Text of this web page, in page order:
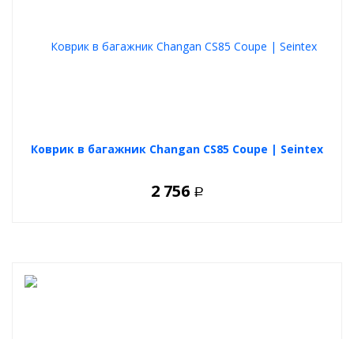
Коврик в багажник Changan CS85 Coupe | Seintex
2 756 Р